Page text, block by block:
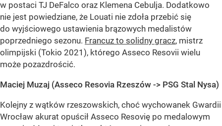
w postaci TJ DeFalco oraz Klemena Cebulja. Dodatkowo
nie jest powiedziane, że Louati nie zdoła przebić się
do wyjściowego ustawienia brązowych medalistów
poprzedniego sezonu. Francuz to solidny gracz, mistrz
olimpijski (Tokio 2021), którego Asseco Resovii wielu
może pozazdrościć.
Maciej Muzaj (Asseco Resovia Rzeszów -> PSG Stal Nysa)
Kolejny z wątków rzeszowskich, choć wychowanek Gwardii
Wrocław akurat opuścił Asseco Resovię po medalowym